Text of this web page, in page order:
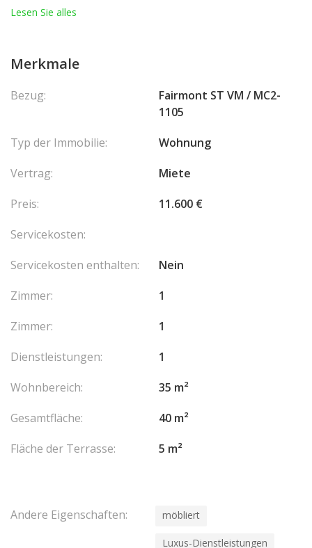
d’un espace séjour avec lit escamotable, canapé et coin bureau,
complémentaires sont également proposées.
Lesen Sie alles
Merkmale
Bezug:
Fairmont ST VM / MC2-
1105
Typ der Immobilie:
Wohnung
Vertrag:
Miete
Preis:
11.600 €
Servicekosten:
Servicekosten enthalten:
Nein
Zimmer:
1
Zimmer:
1
Dienstleistungen:
1
Wohnbereich:
35 m²
Gesamtfläche:
40 m²
Fläche der Terrasse:
5 m²
Andere Eigenschaften: möbliert
Luxus-Dienstleistungen